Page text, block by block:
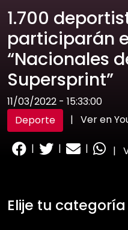
1.700
participarán
“Nacionales
Supersprint”
11/03/2022 - 15:33:00
Deporte
| Ver en
| | | |
Elije tu categoría